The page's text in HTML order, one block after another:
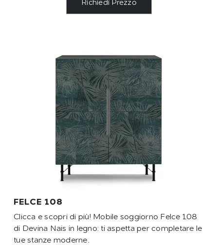
Richiedi Prezzo
FELCE 108
Clicca e scopri di più! Mobile soggiorno Felce 108
di Devina Nais in legno: ti aspetta per completare le
tue stanze moderne.